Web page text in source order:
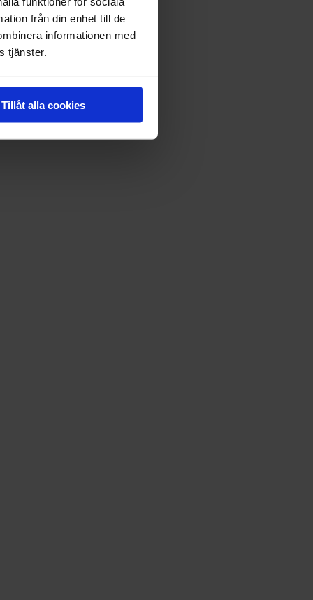
från din enhet till de
informationen med
tjänster.
Tillåt alla cookies